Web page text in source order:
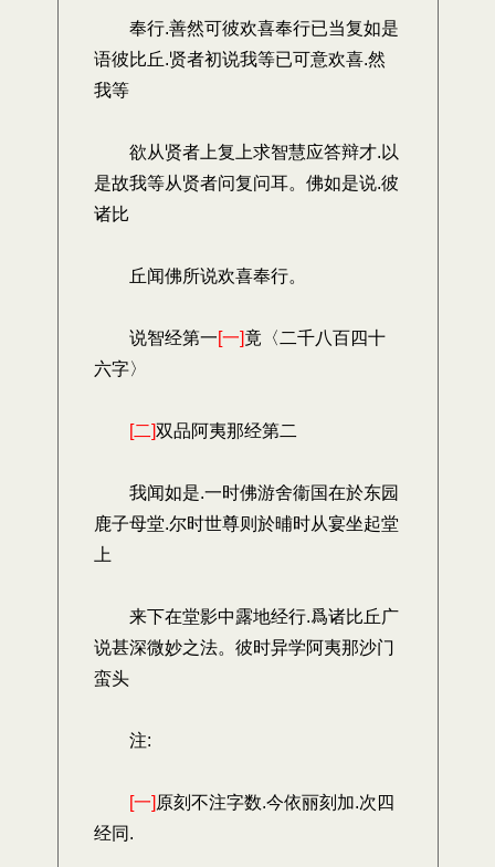
奉行.善然可彼欢喜奉行已当复如是
语彼比丘.贤者初说我等已可意欢喜.然
我等
欲从贤者上复上求智慧应答辩才.以
是故我等从贤者问复问耳。佛如是说.彼
诸比
丘闻佛所说欢喜奉行。
说智经第一[一]竟〈二千八百四十
六字〉
[二]双品阿夷那经第二
我闻如是.一时佛游舍衞国在於东园
鹿子母堂.尔时世尊则於晡时从宴坐起堂
上
来下在堂影中露地经行.爲诸比丘广
说甚深微妙之法。彼时异学阿夷那沙门
蛮头
注:
[一] 原刻不注字数.今依丽刻加.次四
经同.